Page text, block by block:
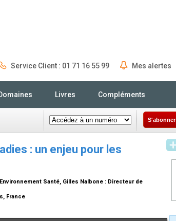
Service Client : 01 71 16 55 99 Mes alertes
Livres Compléments
S'abonner
: un enjeu pour les
Santé, Gilles Nalbone : Directeur de
France